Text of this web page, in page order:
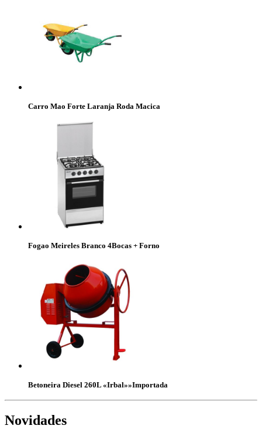
Carro Mao Forte Laranja Roda Macica
Fogao Meireles Branco 4Bocas + Forno
Betoneira Diesel 260L «Irbal»»Importada
Novidades